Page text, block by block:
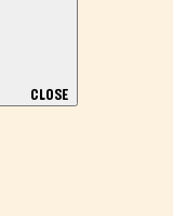
CLOSE